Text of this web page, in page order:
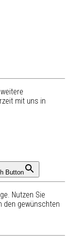
mit uns in
Button
Nutzen Sie
den gewünschten